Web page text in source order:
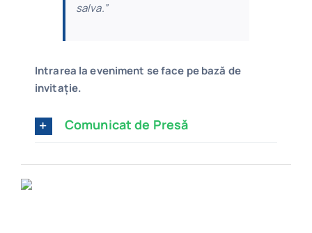
salva.”
Intrarea la eveniment se face pe bază de
invitație.
Comunicat de Presă